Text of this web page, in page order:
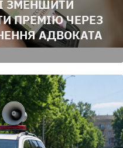
ЗМЕНШИТИ
ПРЕМІЮ ЧЕРЕЗ
АДВОКАТА